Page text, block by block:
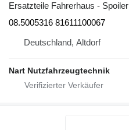
Ersatzteile Fahrerhaus - Spoiler
08.5005316 81611100067
Deutschland, Altdorf
Nart Nutzfahrzeugtechnik